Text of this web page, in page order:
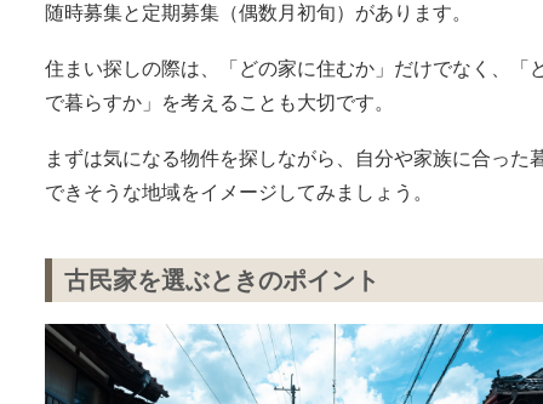
随時募集と定期募集（偶数月初旬）があります。
住まい探しの際は、「どの家に住むか」だけでなく、「
で暮らすか」を考えることも大切です。
まずは気になる物件を探しながら、自分や家族に合った
できそうな地域をイメージしてみましょう。
古民家を選ぶときのポイント